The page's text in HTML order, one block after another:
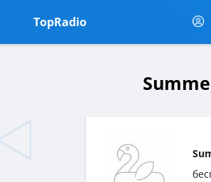
TopRadio